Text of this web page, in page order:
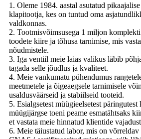
1. Oleme 1984. aastal asutatud
klapitootja, kes on tuntud oma
valdkonnas.
2. Tootmisvõimsusega 1 miljon
toodete kiire ja tõhusa tarnimise, mis
nõudmistele.
3. Iga ventiil meie laias valikus läbib
tagada selle jõudlus ja kvaliteet.
4. Meie vankumatu pühendumus
meetmetele ja õigeaegsele tarnimisele
usaldusväärseid ja stabiilseid tooteid.
5. Esialgsetest müügieelsetest päringutest
müügijärgse toeni peame esmatähtsaks
et vastata meie hinnatud klientide
6. Meie täiustatud labor, mis on